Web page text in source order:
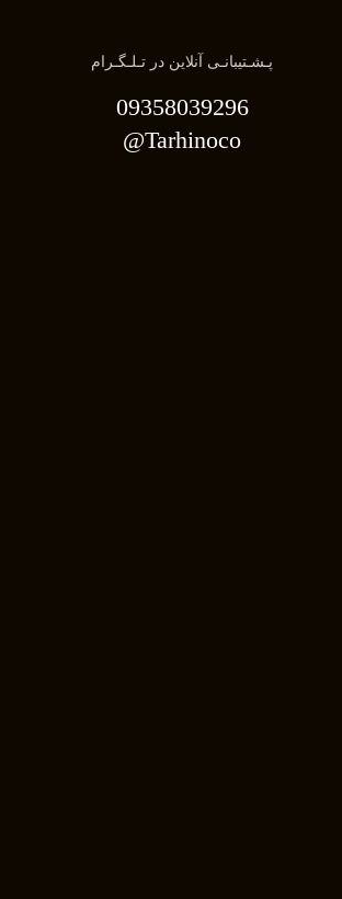
پـشـتیبانـی آنلاین در تـلـگـرام
09358039296
Tarhinoco@​